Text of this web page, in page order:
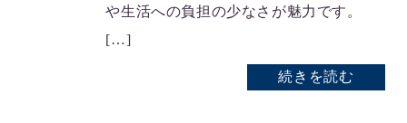
や生活への負担の少なさが魅力です。
[…]
続きを読む